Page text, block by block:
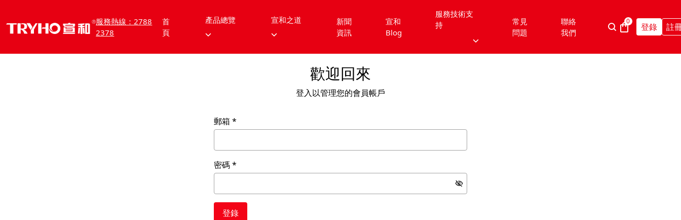
服務熱線：2788
2378
首
頁
產品總覽 宣和之道
新聞
資訊
宣和
Blog
服務技術支
持
常見
問題
聯絡
我們
0
登錄 註
歡迎回來
登入以管理您的會員帳戶
郵箱
密碼
登錄